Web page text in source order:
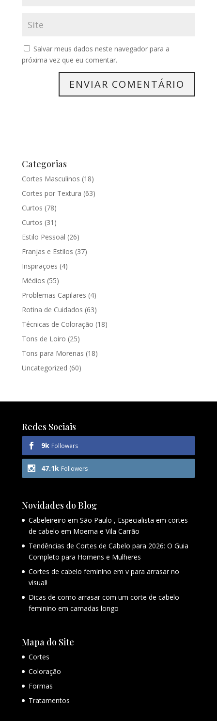
Salvar meus dados neste navegador para a
próxima vez que eu comentar.
Categorias
Cortes Masculinos (18)
Cortes por Textura (63)
Curtos (78)
Curtos (31)
Estilo Pessoal (26)
Franjas e Estilos (37)
Inspirações (4)
Médios (55)
Problemas Capilares (4)
Rotina de Cuidados (63)
Técnicas de Coloração (18)
Tons de Loiro (25)
Tons para Morenas (18)
Uncategorized (60)
Redes Sociais
9k Followers
47.1k Followers
Novidades do Blog
Cabeleireiro em São Paulo , Especialista em cortes
de cabelo em Moema e Vila Carrão
Tendências de Cortes de Cabelo para 2026: O Guia
Completo para Homens e Mulheres
Cortes de cabelo feminino em v para arrasar no
visual!
Dicas de como arrasar com um corte de cabelo
feminino em camadas longo
Mapa do Site
Cortes
Coloração
Formas
Tratamentos